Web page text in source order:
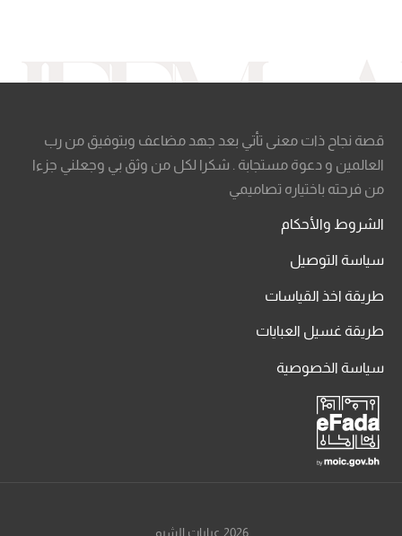
قصة نجاح ذات معنى تأتي بعد جهد مضاعف وبتوفيق من رب
العالمين و دعوة مستجابة . شكرا لكل من وثق بي وجعلني جزءا
من فرحته باختياره تصاميمي
الشروط والأحكام
سياسة التوصيل
طريقة اخذ القياسات
طريقة غسيل العبايات
سياسة الخصوصية
2026 عبايات الشيم